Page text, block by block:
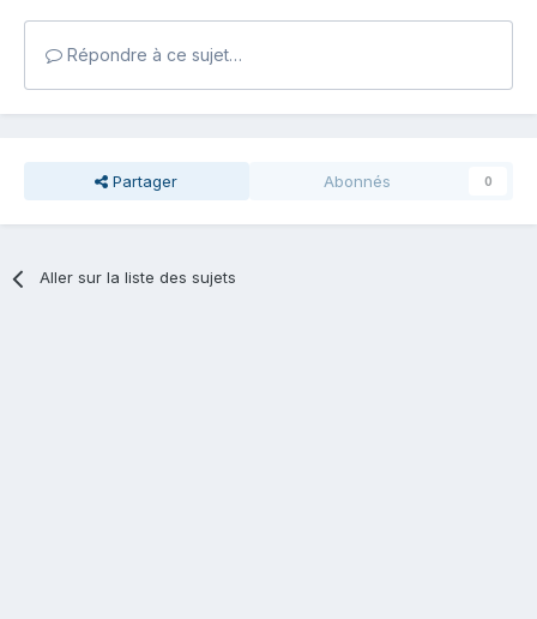
Répondre à ce sujet…
Partager Abonnés 0
Aller sur la liste des sujets